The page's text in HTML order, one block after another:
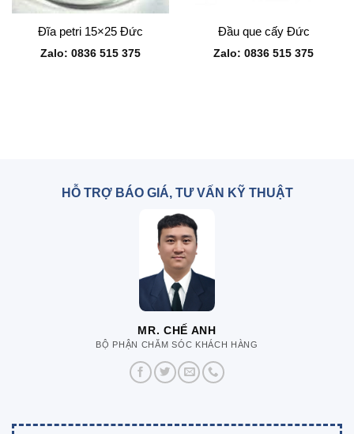
Đĩa petri 15×25 Đức
Zalo: 0836 515 375
Đầu que cấy Đức
Zalo: 0836 515 375
HỖ TRỢ BÁO GIÁ, TƯ VẤN KỸ THUẬT
MR. CHẾ ANH
BỘ PHẬN CHĂM SÓC KHÁCH HÀNG